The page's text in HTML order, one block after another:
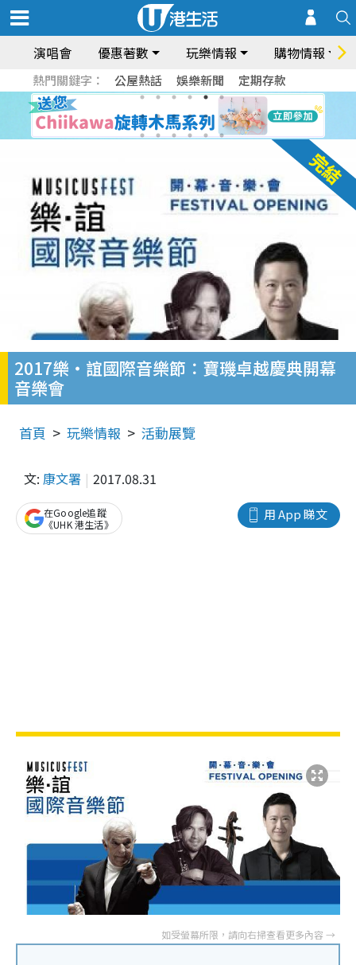
演唱會 優惠著數 玩樂情報 購物情報
熱門關鍵字： 公屋熱話 娛樂新聞 定期存款
2017樂‧誼國際音樂節：寶璣卓越慶典開幕
音樂會
首頁 玩樂情報 活動展覽
文: 康文署 2017.08.31
用 App 睇文
在Google追蹤
《UHK 港生活》